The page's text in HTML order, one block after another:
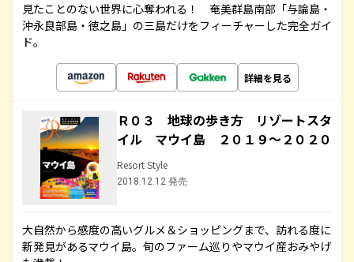
見たことのない世界に心奪われる！ 奄美群島南部「与論島・
沖永良部島・徳之島」の三島だけをフィーチャーした完全ガイ
ド。
詳細を見る
Ｒ０３ 地球の歩き方 リゾートスタ
イル マウイ島 ２０１９～２０２０
Resort Style
2018.12.12 発売
大自然から感度の高いグルメ＆ショッピングまで、訪れる度に
新発見があるマウイ島。旬のファーム巡りやマウイ産おみやげ